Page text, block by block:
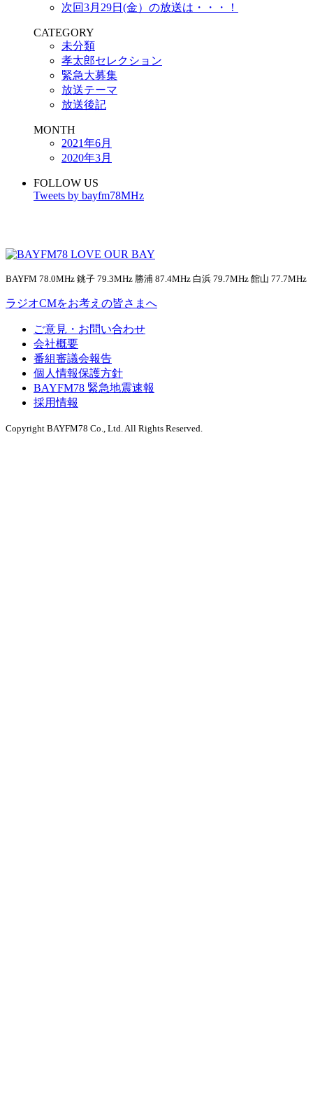
次回3月29日(金）の放送は・・・！
CATEGORY
未分類
孝太郎セレクション
緊急大募集
放送テーマ
放送後記
MONTH
2021年6月
2020年3月
FOLLOW US
Tweets by bayfm78MHz
BAYFM 78.0MHz 銚子 79.3MHz 勝浦 87.4MHz 白浜 79.7MHz 館山 77.7MHz
ラジオCMをお考えの皆さまへ
ご意見・お問い合わせ
会社概要
番組審議会報告
個人情報保護方針
BAYFM78 緊急地震速報
採用情報
Copyright BAYFM78 Co., Ltd. All Rights Reserved.